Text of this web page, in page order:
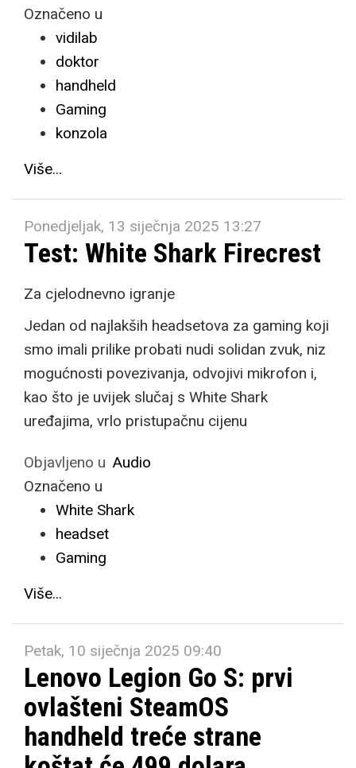
Označeno u
vidilab
doktor
handheld
Gaming
konzola
Više...
Ponedjeljak, 13 siječnja 2025 13:27
Test: White Shark Firecrest
Za cjelodnevno igranje
Jedan od najlakših headsetova za gaming koji
smo imali prilike probati nudi solidan zvuk, niz
mogućnosti povezivanja, odvojivi mikrofon i,
kao što je uvijek slučaj s White Shark
uređajima, vrlo pristupačnu cijenu
Objavljeno u Audio
Označeno u
White Shark
headset
Gaming
Više...
Petak, 10 siječnja 2025 09:40
Lenovo Legion Go S: prvi
ovlašteni SteamOS
handheld treće strane